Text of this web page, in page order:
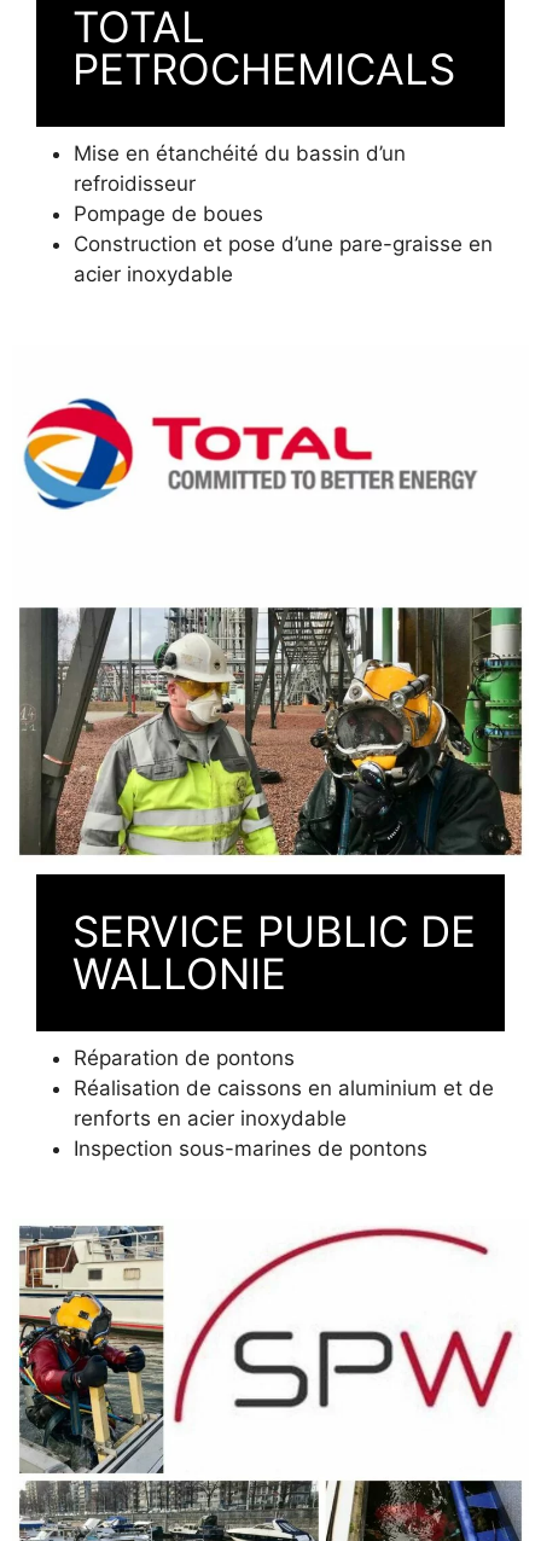
TOTAL
PETROCHEMICALS
Mise en étanchéité du bassin d’un
refroidisseur
Pompage de boues
Construction et pose d’une pare-graisse en
acier inoxydable
SERVICE PUBLIC DE
WALLONIE
Réparation de pontons
Réalisation de caissons en aluminium et de
renforts en acier inoxydable
Inspection sous-marines de pontons